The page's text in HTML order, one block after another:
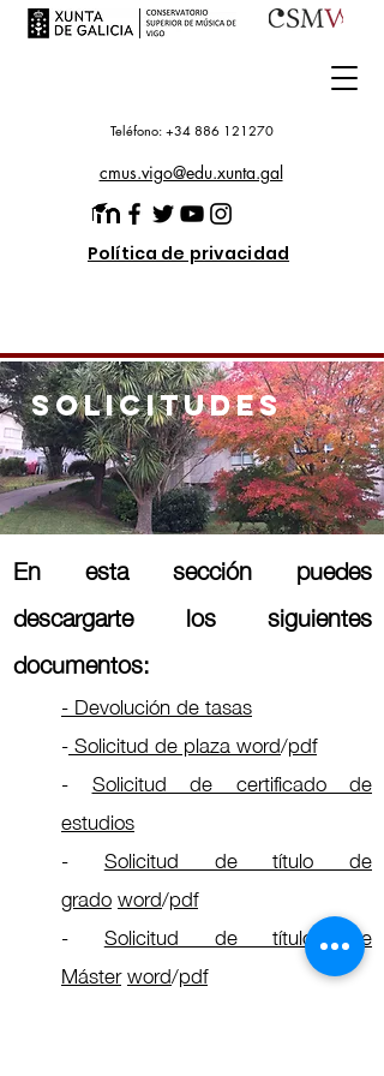
Teléfono: +34 886 121270
cmus.vigo@edu.xunta.gal
Política de privacidad
SOLICITUDES
En esta sección puedes
descargarte los siguientes
documentos:
- Devolución de tasas
-Solicitud de plazaword/pdf
- Solicitud de certificado de
estudios
- Solicitud de título de
gradoword/pdf
- Solicitud de título de
Másterword/pdf